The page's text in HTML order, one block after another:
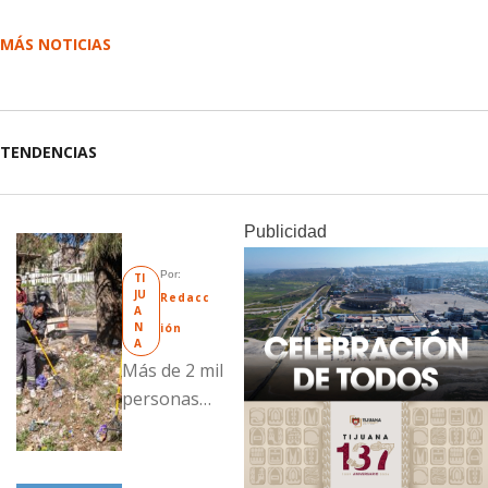
MÁS NOTICIAS
TENDENCIAS
TI
JU
A
N
A
Por:
Redacc
ión
Más de 2 mil
personas
Publicidad